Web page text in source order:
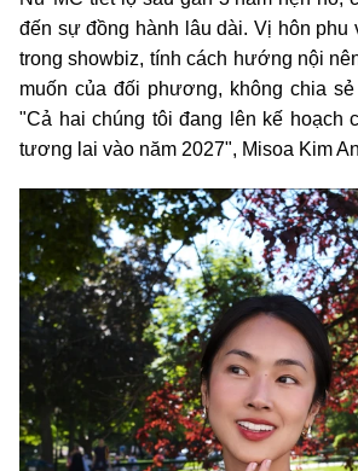
đến sự đồng hành lâu dài. Vị hôn phu
trong showbiz, tính cách hướng nội
muốn của đối phương, không chia
"Cả hai chúng tôi đang lên kế hoạch
tương lai vào năm 2027", Misoa Kim